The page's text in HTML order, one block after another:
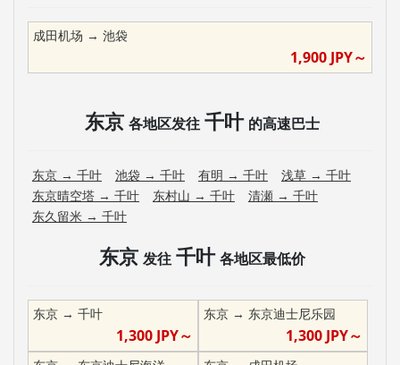
成田机场 → 池袋
1,900 JPY～
东京 各地区发往 千叶 的高速巴士
东京 → 千叶 池袋 → 千叶 有明 → 千叶 浅草 → 千叶
东京晴空塔 → 千叶 东村山 → 千叶 清瀬 → 千叶
东久留米 → 千叶
东京 发往 千叶 各地区最低价
东京 → 千叶
1,300JPY～
东京→ 东京迪士尼乐园
1,300 JPY～